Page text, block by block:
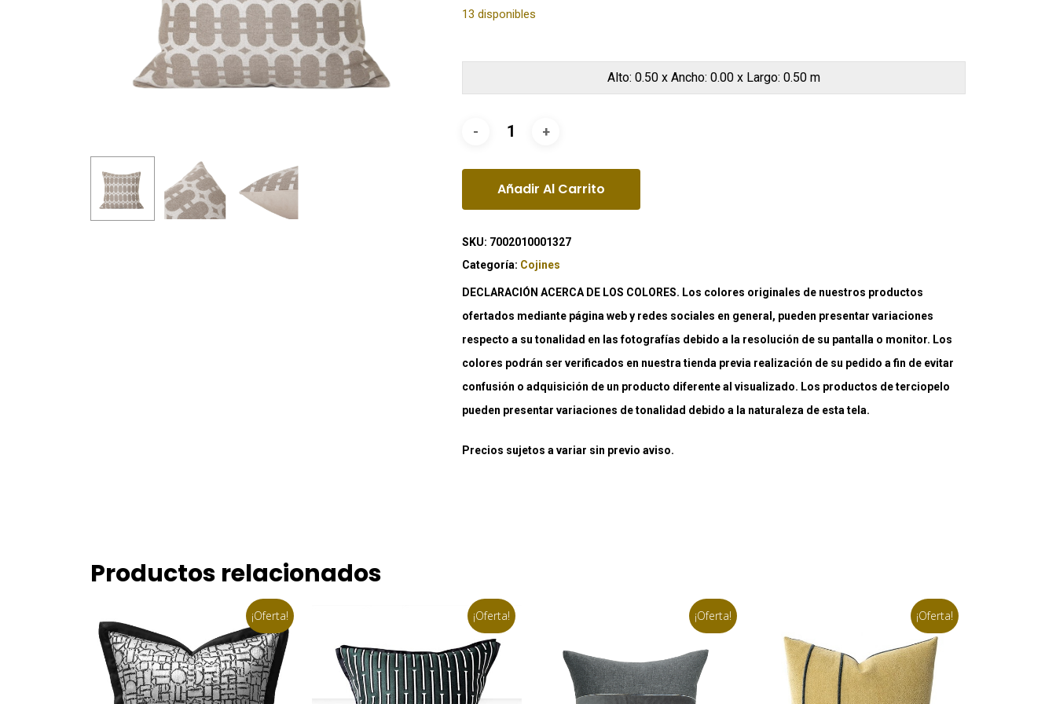
13 disponibles
Alto: 0.50 x Ancho: 0.00 x Largo: 0.50 m
Añadir Al Carrito
SKU: 7002010001327
Categoría: Cojines
DECLARACIÓN ACERCA DE LOS COLORES. Los colores originales de nuestros productos
ofertados mediante página web y redes sociales en general, pueden presentar variaciones
respecto a su tonalidad en las fotografías debido a la resolución de su pantalla o monitor. Los
colores podrán ser verificados en nuestra tienda previa realización de su pedido a fin de evitar
confusión o adquisición de un producto diferente al visualizado. Los productos de terciopelo
pueden presentar variaciones de tonalidad debido a la naturaleza de esta tela.
Precios sujetos a variar sin previo aviso.
Productos relacionados
¡Oferta! ¡Oferta! ¡Oferta! ¡Oferta!